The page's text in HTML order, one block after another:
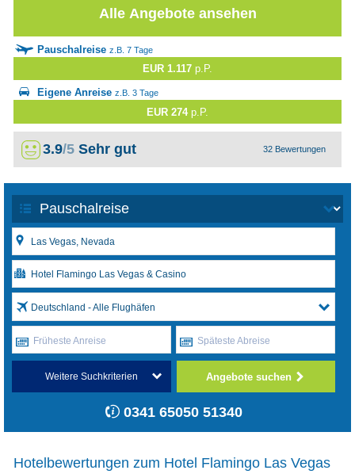
Alle Angebote ansehen
Pauschalreise z.B. 7 Tage
EUR 1.117 p.P.
Eigene Anreise z.B. 3 Tage
EUR 274 p.P.
3.9/5 Sehr gut 32 Bewertungen
Deutschland - Alle Flughäfen
Früheste Anreise Späteste Abreise
Weitere Suchkriterien Angebote suchen
0341 65050 51340
Hotelbewertungen zum Hotel Flamingo Las Vegas